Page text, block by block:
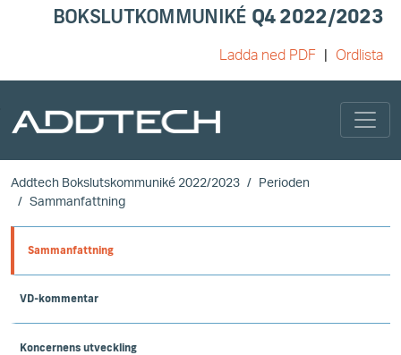
BOKSLUTKOMMUNIKÉ Q4 2022/2023
Ladda ned PDF Ordlista
Skip to main content
Addtech Bokslutskommuniké 2022/2023
Perioden
Sammanfattning
Sammanfattning
VD-kommentar
Koncernens utveckling